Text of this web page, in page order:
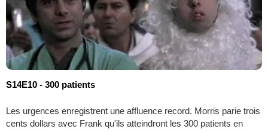
S14E10 - 300 patients
Les urgences enregistrent une affluence record. Morris parie trois
cents dollars avec Frank qu'ils atteindront les 300 patients en